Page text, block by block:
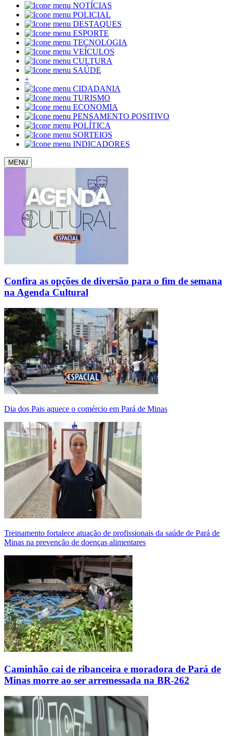
NOTÍCIAS
POLICIAL
DESTAQUES
ESPORTE
TECNOLOGIA
VEÍCULOS
CULTURA
SAÚDE
+
CIDADANIA
TURISMO
ECONOMIA
PENSAMENTO POSITIVO
POLÍTICA
SORTEIOS
INDICADORES
MENU
Confira as opções de diversão para o fim de semana
na Agenda Cultural
Dia dos Pais aquece o comércio em Pará de Minas
Treinamento fortalece atuação de profissionais da saúde de Pará de
Minas na prevenção de doenças alimentares
Caminhão cai de ribanceira e moradora de Pará de
Minas morre ao ser arremessada na BR-262